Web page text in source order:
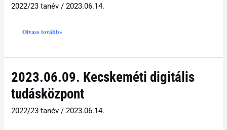
2022/23 tanév /2023.06.14.
Olvass tovább»
2023.06.09. Kecskeméti digitális
tudásközpont
2022/23 tanév /2023.06.14.
2023.06.09.
Kecskeméti
digitális
tudásközpont